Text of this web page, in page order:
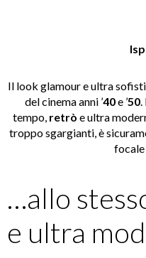
Il look glamour e ultra
del cinema anni ’40e ’50.
tempo, retrò e ultra
troppo sgargianti, è
focale
…allo
e ultra